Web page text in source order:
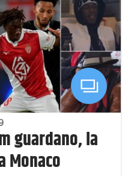
guardano, la
Monaco